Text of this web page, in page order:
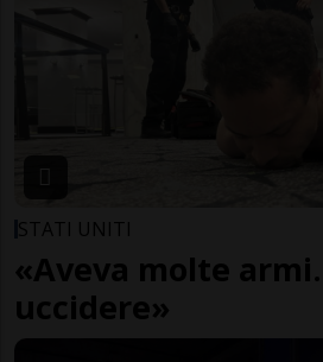
STATI UNITI
«Aveva molte
uccidere»